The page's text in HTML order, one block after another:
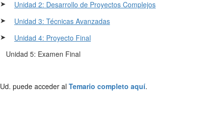
➤
Unidad 2: Desarrollo de Proyectos Complejos
➤
Unidad 3: Técnicas Avanzadas
➤
Unidad 4: Proyecto Final
Unidad 5: Examen Final
Ud. puede acceder al Temario completo aquí.